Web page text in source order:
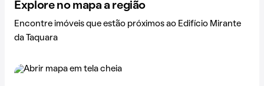
Explore no mapa a região
Encontre imóveis que estão próximos ao Edifício Mirante
da Taquara